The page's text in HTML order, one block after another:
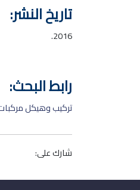
تاريخ النشر:
2016.
رابط البحث:
تركيب وهيكل مركبات
شارك على: